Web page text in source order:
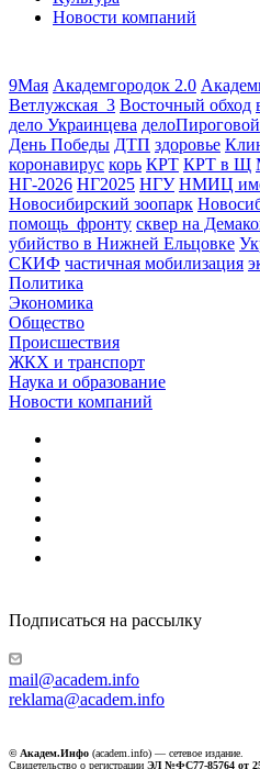
Новости компаний
9Мая Академгородок 2.0
Ветлужская_3 Восточный обход
дело Украинцева делоПироговой
День Победы ДТП здоровье
коронавирус корь КРТ КРТ в Щ
НГ-2026 НГ2025 НГУ НМИЦ
Новосибирский зоопарк
помощь_фронту сквер на
убийство в Нижней Ельцовке
СКИФ частичная мобилизация
Политика
Экономика
Общество
Происшествия
ЖКХ и транспорт
Наука и образование
Новости компаний
Подписаться на рассылку
mail@academ.info
reklama@academ.info
© Академ.Инфо (academ.info) — сетевое издание.
Свидетельство о регистрации ЭЛ №ФС77-85764 от 25